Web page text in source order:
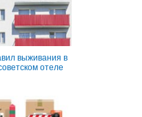
выживания в
отеле